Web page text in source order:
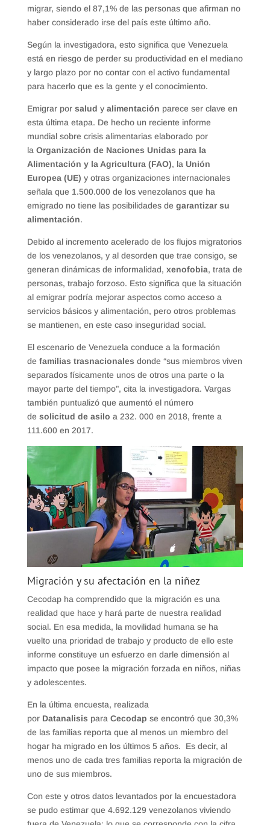
migrar, siendo el 87,1% de las personas que afirman no
haber considerado irse del país este último año.
Según la investigadora, esto significa que Venezuela
está en riesgo de perder su productividad en el mediano
y largo plazo por no contar con el activo fundamental
para hacerlo que es la gente y el conocimiento.
Emigrar por salud y alimentación parece ser clave en
esta última etapa. De hecho un reciente informe
mundial sobre crisis alimentarias elaborado por
la Organización de Naciones Unidas para la
Alimentación y la Agricultura (FAO), la Unión
Europea (UE) y otras organizaciones internacionales
señala que 1.500.000 de los venezolanos que ha
emigrado no tiene las posibilidades de garantizar su
alimentación.
Debido al incremento acelerado de los flujos migratorios
de los venezolanos, y al desorden que trae consigo, se
generan dinámicas de informalidad, xenofobia, trata de
personas, trabajo forzoso. Esto significa que la situación
al emigrar podría mejorar aspectos como acceso a
servicios básicos y alimentación, pero otros problemas
se mantienen, en este caso inseguridad social.
El escenario de Venezuela conduce a la formación
de familias trasnacionales donde “sus miembros viven
separados físicamente unos de otros una parte o la
mayor parte del tiempo”, cita la investigadora. Vargas
también puntualizó que aumentó el número
de solicitud de asilo a 232. 000 en 2018, frente a
111.600 en 2017.
Migración y su afectación en la niñez
Cecodap ha comprendido que la migración es una
realidad que hace y hará parte de nuestra realidad
social. En esa medida, la movilidad humana se ha
vuelto una prioridad de trabajo y producto de ello este
informe constituye un esfuerzo en darle dimensión al
impacto que posee la migración forzada en niños, niñas
y adolescentes.
En la última encuesta, realizada
por Datanalisis para Cecodap se encontró que 30,3%
de las familias reporta que al menos un miembro del
hogar ha migrado en los últimos 5 años. Es decir, al
menos uno de cada tres familias reporta la migración de
uno de sus miembros.
Con este y otros datos levantados por la encuestadora
se pudo estimar que 4.692.129 venezolanos viviendo